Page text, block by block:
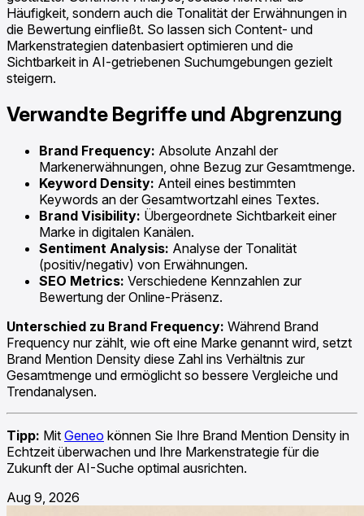
Häufigkeit, sondern auch die Tonalität der Erwähnungen in
die Bewertung einfließt. So lassen sich Content- und
Markenstrategien datenbasiert optimieren und die
Sichtbarkeit in AI-getriebenen Suchumgebungen gezielt
steigern.
Verwandte Begriffe und Abgrenzung
Brand Frequency: Absolute Anzahl der
Markenerwähnungen, ohne Bezug zur Gesamtmenge.
Keyword Density: Anteil eines bestimmten
Keywords an der Gesamtwortzahl eines Textes.
Brand Visibility: Übergeordnete Sichtbarkeit einer
Marke in digitalen Kanälen.
Sentiment Analysis: Analyse der Tonalität
(positiv/negativ) von Erwähnungen.
SEO Metrics: Verschiedene Kennzahlen zur
Bewertung der Online-Präsenz.
Unterschied zu Brand Frequency: Während Brand
Frequency nur zählt, wie oft eine Marke genannt wird, setzt
Brand Mention Density diese Zahl ins Verhältnis zur
Gesamtmenge und ermöglicht so bessere Vergleiche und
Trendanalysen.
Tipp: Mit Geneo können Sie Ihre Brand Mention Density in
Echtzeit überwachen und Ihre Markenstrategie für die
Zukunft der AI-Suche optimal ausrichten.
Aug 9, 2026